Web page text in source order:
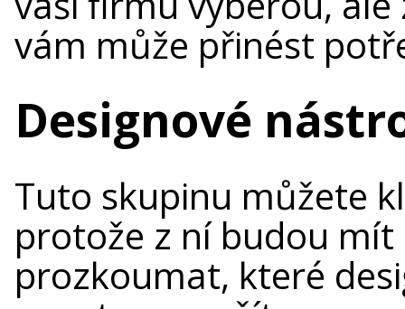
vám může přinést
Designové
Tuto skupinu můžete
protože z ní budou
prozkoumat, které